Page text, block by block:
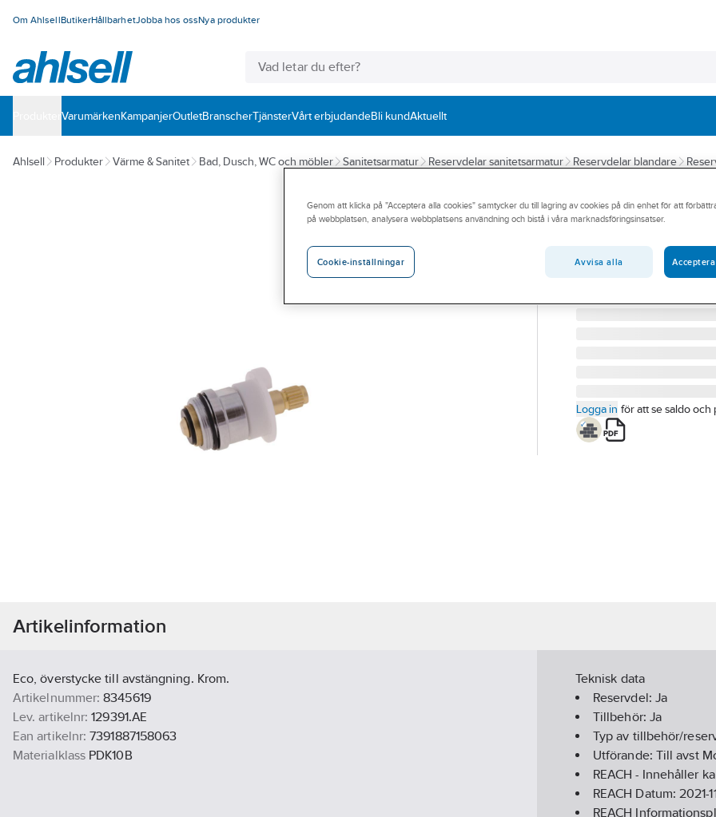
Om AhlsellButikerHållbarhetJobba hos ossNya produkter
VarumärkenKampanjerOutletBranscherTjänsterVårt erbjudandeBli kundAktuellt
Ahlsell Produkter Värme & Sanitet Bad, Dusch, WC och möbler Sanitetsarmatur Reservdelar sanitetsarmatur Reservdelar blandare
MORA
Överstycke Eco
Dusch, Mora
MA 129391.AE
Logga in för att se saldo och
Artikelinformation
Eco, överstycke till avstängning. Krom.
Artikelnummer: 8345619
Lev. artikelnr: 129391.AE
Ean artikelnr: 7391887158063
Materialklass PDK10B
Teknisk data
Reservdel: Ja
Tillbehör: Ja
Typ av tillbehör/
Utförande: Till avst
REACH - Innehåller
REACH Datum:2021-
REACH
Genom att klicka på "Acceptera alla cookies" samtycker du till lagring av cookies på din enhet för att
på webbplatsen, analysera webbplatsens användning och bistå i våra marknadsföringsinsatser.
Cookie-inställningar Avvisa alla